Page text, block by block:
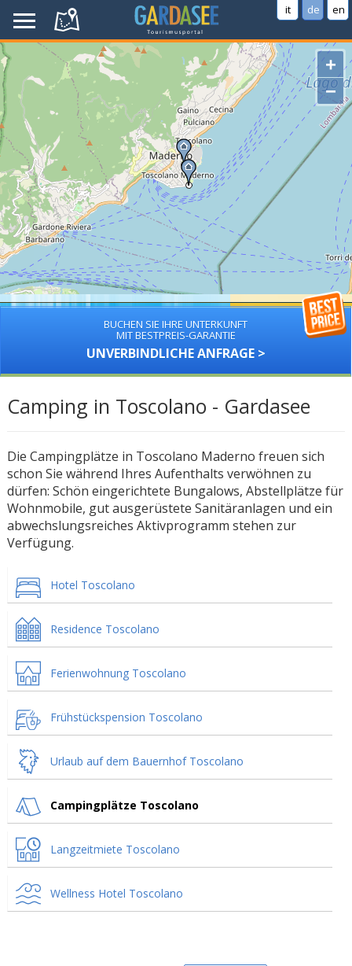
it de en
+
−
BUCHEN SIE IHRE UNTERKUNFT
MIT BESTPREIS-GARANTIE
UNVERBINDLICHE ANFRAGE >
Camping in Toscolano - Gardasee
Die Campingplätze in Toscolano Maderno freuen sich
schon Sie während Ihres Aufenthalts verwöhnen zu
dürfen: Schön eingerichtete Bungalows, Abstellplätze für
Wohnmobile, gut ausgerüstete Sanitäranlagen und ein
abwechslungsreiches Aktivprogramm stehen zur
Verfügung.
Hotel Toscolano
Residence Toscolano
Ferienwohnung Toscolano
Frühstückspension Toscolano
Urlaub auf dem Bauernhof Toscolano
Campingplätze Toscolano
Langzeitmiete Toscolano
Wellness Hotel Toscolano